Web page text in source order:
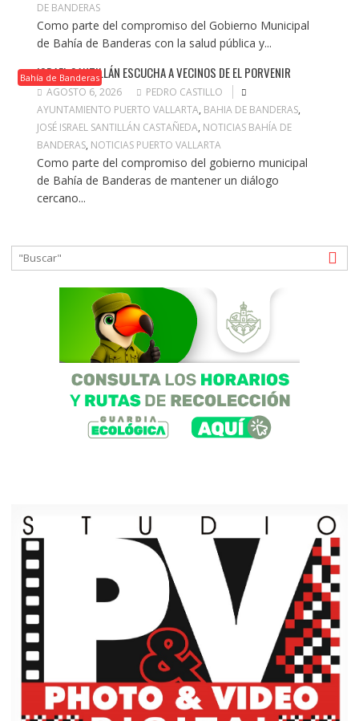
DE BANDERAS
Como parte del compromiso del Gobierno Municipal
de Bahía de Banderas con la salud pública y...
Bahía de Banderas
ISRAEL SANTILLÁN ESCUCHA A VECINOS DE EL PORVENIR
AGOSTO 6, 2026
PEDRO CASTILLO
AYUNTAMIENTO PUERTO VALLARTA, BAHIA DE BANDERAS,
JOSÉ ISRAEL SANTILLÁN CASTAÑEDA, NOTICIAS BAHÍA DE
BANDERAS, NOTICIAS PUERTO VALLARTA
Como parte del compromiso del gobierno municipal
de Bahía de Banderas de mantener un diálogo
cercano...